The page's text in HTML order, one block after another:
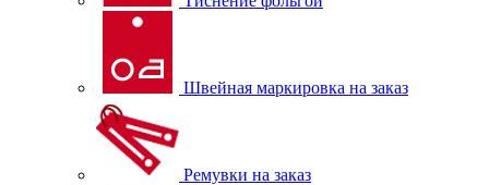
Швейная маркировка на заказ
Ремувки на заказ